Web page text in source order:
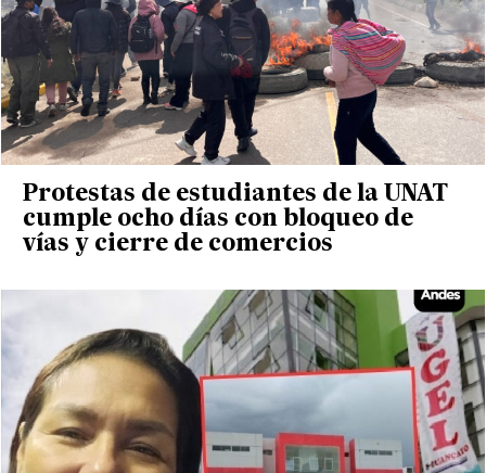
Protestas de estudiantes de la UNAT
cumple ocho días con bloqueo de
vías y cierre de comercios